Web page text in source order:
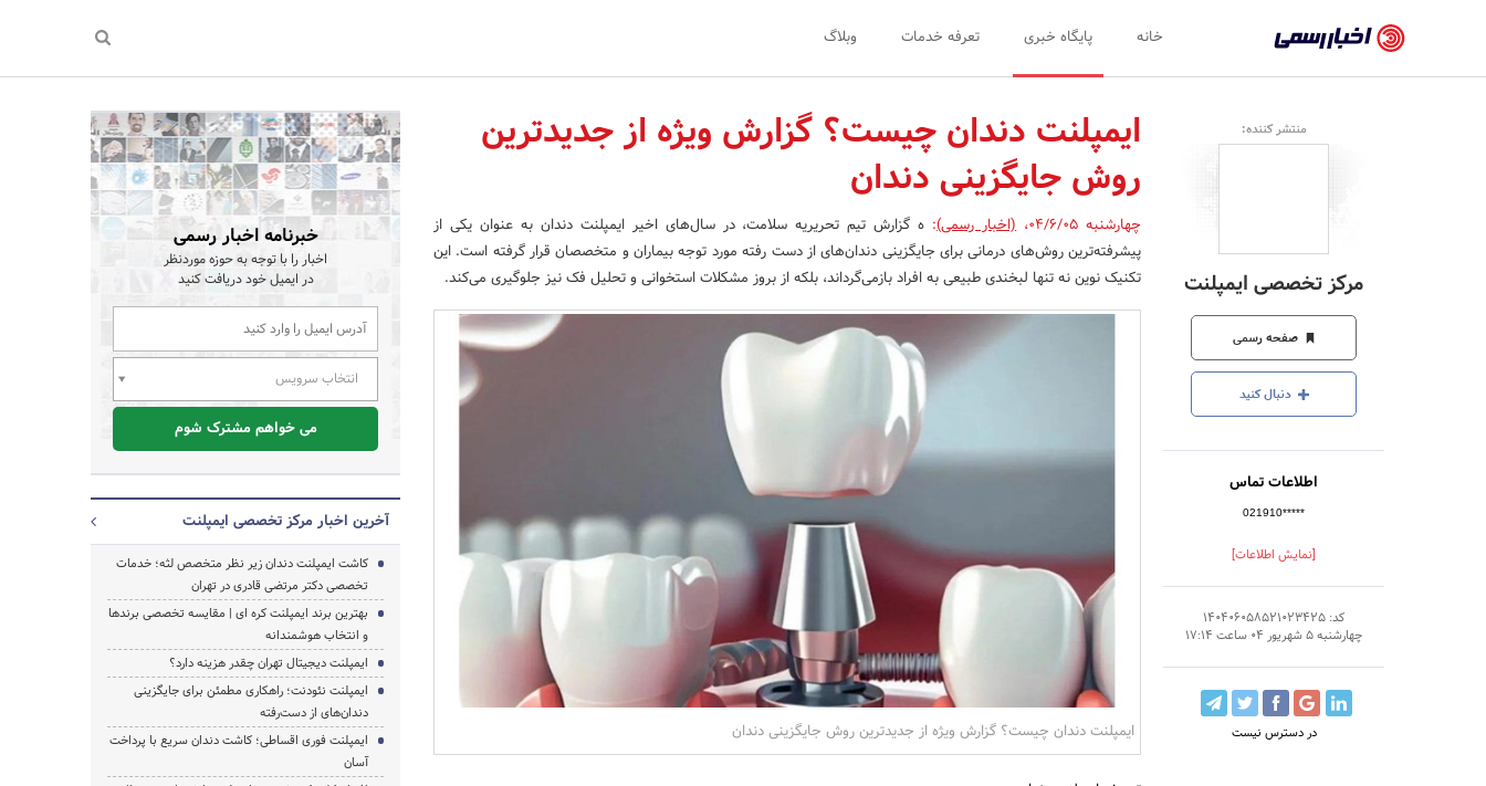
رسمی
-
اخبار
شرکت‌ها،
سازمان‌ها
و
روابط
عمومی‌ها
خانه پایگاه خبری تعرفه خدمات وبلاگ
منتشر کننده:
مرکز تخصصی ایمپلنت
صفحه رسمی
دنبال کنید
اطلاعات تماس
021910*****
[نمایش اطلاعات]
کد: 140406058521023425
چهارشنبه 5 شهریور 04 ساعت 17:14
در دسترس نیست
ایمپلنت دندان چیست؟ گزارش ویژه از جدیدترین
روش جایگزینی دندان
چهارشنبه 04/6/05 ،(اخبار رسمی): ه گزارش تیم تحریریه سلامت، در سال‌های اخیر ایمپلنت دندان به عنوان یکی از
پیشرفته‌ترین روش‌های درمانی برای جایگزینی دندان‌های از دست رفته مورد توجه بیماران و متخصصان قرار گرفته است. این
تکنیک نوین نه تنها لبخندی طبیعی به افراد بازمی‌گرداند، بلکه از بروز مشکلات استخوانی و تحلیل فک نیز جلوگیری می‌کند.
ایمپلنت دندان چیست؟ گزارش ویژه از جدیدترین روش جایگزینی دندان
خبرنامه اخبار رسمی
اخبار را با توجه به حوزه موردنظر
در ایمیل خود دریافت کنید
انتخاب سرویس
می خواهم مشترک شوم
آخرین اخبار مرکز تخصصی ایمپلنت
کاشت ایمپلنت دندان زیر نظر متخصص لثه؛ خدمات
تخصصی دکتر مرتضی قادری در تهران
بهترین برند ایمپلنت کره ای | مقایسه تخصصی برندها
و انتخاب هوشمندانه
ایمپلنت دیجیتال تهران چقدر هزینه دارد؟
ایمپلنت نئودنت؛ راهکاری مطمئن برای جایگزینی
دندان‌های از دست‌رفته
ایمپلنت فوری اقساطی؛ کاشت دندان سریع با پرداخت
آسان